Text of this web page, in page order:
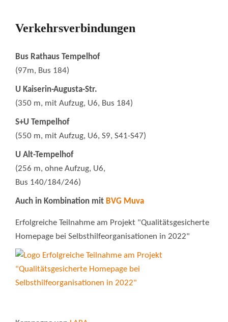
Verkehrsverbindungen
Bus Rathaus Tempelhof
(97m, Bus 184)
U Kaiserin-Augusta-Str.
(350 m, mit Aufzug, U6, Bus 184)
S+U Tempelhof
(550 m, mit Aufzug, U6, S9, S41-S47)
U Alt-Tempelhof
(256 m, ohne Aufzug, U6,
Bus 140/184/246)
Auch in Kombination mit BVG Muva
Erfolgreiche Teilnahme am Projekt "Qualitätsgesicherte
Homepage bei Selbsthilfeorganisationen in 2022"